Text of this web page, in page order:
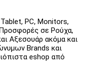
PC, Monitors,
σε Ρούχα,
Αξεσουάρ ακόμα και
Brands και
eshop από